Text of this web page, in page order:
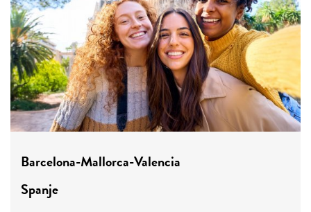
Barcelona-Mallorca-Valencia
Spanje